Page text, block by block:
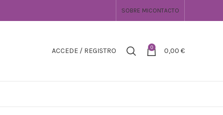
SOBRE MICONTACTO
ACCEDE / REGISTRO 0 0,00 €